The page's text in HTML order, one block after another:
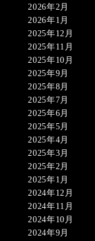
2026年2月
2026年1月
2025年12月
2025年11月
2025年10月
2025年9月
2025年8月
2025年7月
2025年6月
2025年5月
2025年4月
2025年3月
2025年2月
2025年1月
2024年12月
2024年11月
2024年10月
2024年9月